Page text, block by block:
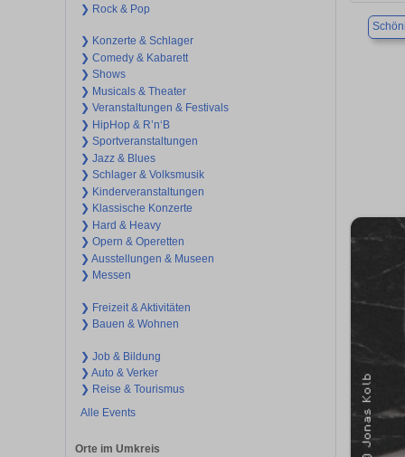
❯ Rock & Pop
❯ Konzerte & Schlager
❯ Comedy & Kabarett
❯ Shows
❯ Musicals & Theater
❯ Veranstaltungen & Festivals
❯ HipHop & R’n‘B
❯ Sportveranstaltungen
❯ Jazz & Blues
❯ Schlager & Volksmusik
❯ Kinderveranstaltungen
❯ Klassische Konzerte
❯ Hard & Heavy
❯ Opern & Operetten
❯ Ausstellungen & Museen
❯ Messen
❯ Freizeit & Aktivitäten
❯ Bauen & Wohnen
❯ Job & Bildung
❯ Auto & Verker
❯ Reise & Tourismus
Alle Events
Orte im Umkreis